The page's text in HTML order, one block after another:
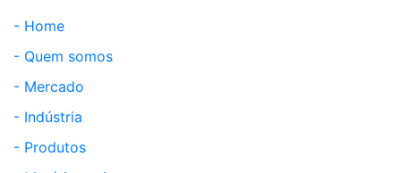
- Home
- Quem somos
- Mercado
- Indústria
- Produtos